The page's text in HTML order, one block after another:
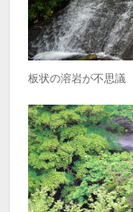
板状の溶岩が不思議